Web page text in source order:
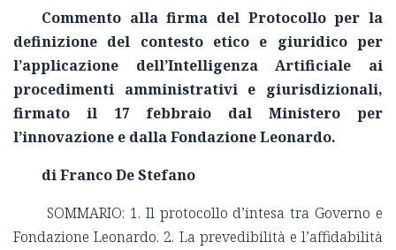
Commento alla firma del Protocollo per la
definizione del contesto etico e giuridico per
l’applicazione dell’Intelligenza Artificiale ai
procedimenti amministrativi e giurisdizionali,
firmato il 17 febbraio dal Ministero per
l’innovazione e dalla Fondazione Leonardo.
di Franco De Stefano
SOMMARIO: 1. Il protocollo d’intesa tra Governo e
Fondazione Leonardo. 2. La prevedibilità e l’affidabilità